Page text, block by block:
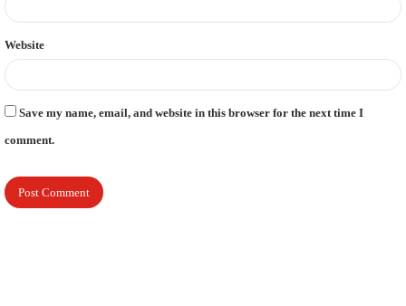
Website
Save my name, email, and website in this browser for the next time I
comment.